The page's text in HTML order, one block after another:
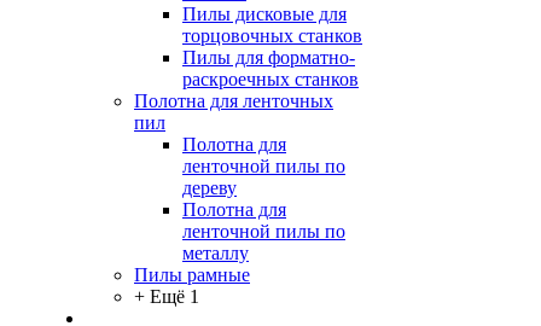
Пилы дисковые для
торцовочных станков
Пилы для форматно-
раскроечных станков
Полотна для ленточных
пил
Полотна для
ленточной пилы по
дереву
Полотна для
ленточной пилы по
металлу
Пилы рамные
+ Ещё 1